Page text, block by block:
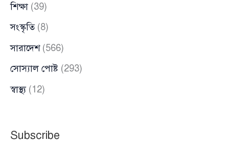
শিক্ষা (39)
সংস্কৃতি(8)
সারাদেশ(566)
সোস্যাল পোষ্ট (293)
স্বাস্থ্য(12)
Subscribe